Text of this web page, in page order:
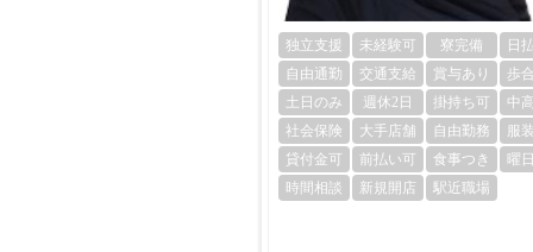
独立支援 未経験可 寮完備
日
自由通勤
交通支給 賞与あり
歩
土日のみ
週休2日 掛持ち可
中
社会保険
大手店舗 自由勤務
服
貸付金可
前払い可 食事つき
曜
時間相談
新規開店 駅近職場